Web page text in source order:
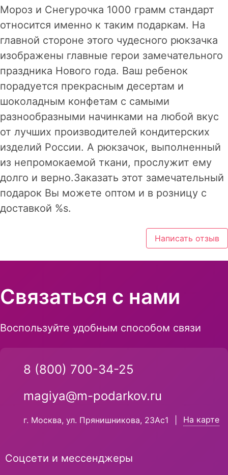
Мороз и Снегурочка 1000 грамм стандарт
относится именно к таким подаркам. На
главной стороне этого чудесного рюкзачка
изображены главные герои замечательного
праздника Нового года. Ваш ребенок
порадуется прекрасным десертам и
шоколадным конфетам с самыми
разнообразными начинками на любой вкус
от лучших производителей кондитерских
изделий России. А рюкзачок, выполненный
из непромокаемой ткани, прослужит ему
долго и верно.Заказать этот замечательный
подарок Вы можете оптом и в розницу с
доставкой %s.
Написать отзыв
Связаться с нами
Воспользуйте удобным способом связи
8 (800) 700-34-25
magiya@m-podarkov.ru
г. Москва, ул. Прянишникова, 23Ас1 На карте
Соцсети и мессенджеры